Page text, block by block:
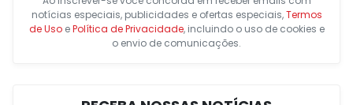
notícias especiais, publicidades e ofertas especiais,Termos
de UsoePolítica de Privacidade, incluindo o uso de cookies e
o envio de comunicações.